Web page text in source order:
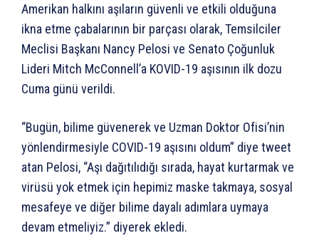
Amerikan halkını aşıların güvenli ve etkili olduğuna
ikna etme çabalarının bir parçası olarak, Temsilciler
Meclisi Başkanı Nancy Pelosi ve Senato Çoğunluk
Lideri Mitch McConnell’a KOVID-19 aşısının ilk dozu
Cuma günü verildi.
“Bugün, bilime güvenerek ve Uzman Doktor Ofisi’nin
yönlendirmesiyle COVID-19 aşısını oldum” diye tweet
atan Pelosi, “Aşı dağıtılıdığı sırada, hayat kurtarmak ve
virüsü yok etmek için hepimiz maske takmaya, sosyal
mesafeye ve diğer bilime dayalı adımlara uymaya
devam etmeliyiz.” diyerek ekledi.